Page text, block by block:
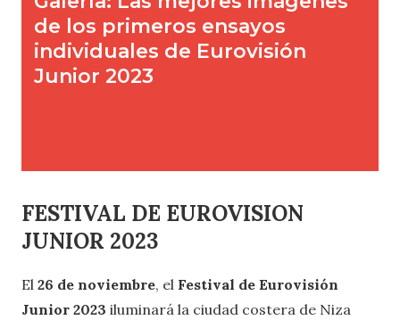
FESTIVAL DE EUROVISION
JUNIOR 2023
El 26 de noviembre, el Festival de Eurovisión
Junior 2023 iluminará la ciudad costera de Niza